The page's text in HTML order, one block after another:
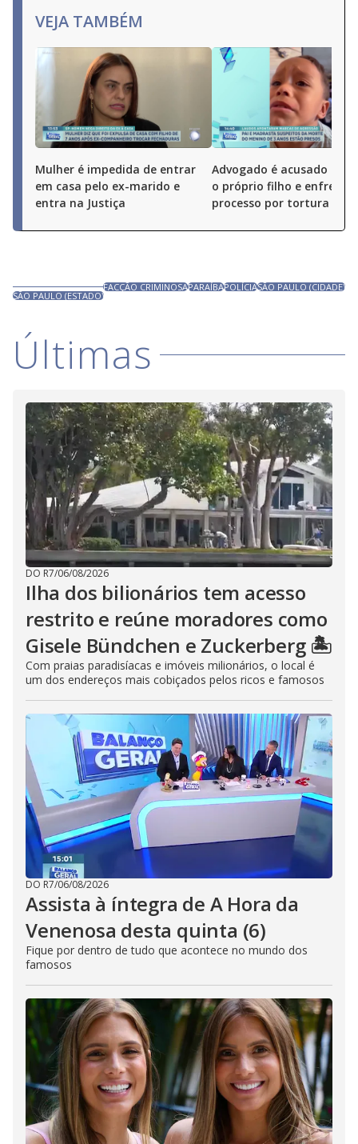
VEJA TAMBÉM
Mulher é impedida de entrar
em casa pelo ex-marido e
entra na Justiça
Advogado é acusado de
o próprio filho e enfrenta
processo por tortura
FACÇÃO CRIMINOSAPARAÍBAPOLÍCIASÃO PAULO (CIDADE)
SÃO PAULO (ESTADO)
Últimas
DO R7/06/08/2026
Ilha dos bilionários tem acesso
restrito e reúne moradores como
Gisele Bündchen e Zuckerberg 🏝️
Com praias paradisíacas e imóveis milionários, o local é
um dos endereços mais cobiçados pelos ricos e famosos
DO R7/06/08/2026
Assista à íntegra de A Hora da
Venenosa desta quinta (6)
Fique por dentro de tudo que acontece no mundo dos
famosos